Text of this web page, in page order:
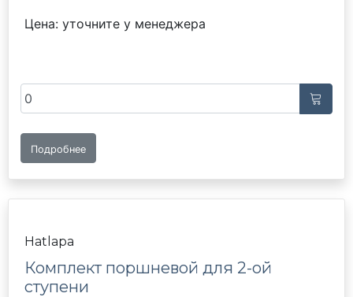
Цена: уточните у менеджера
Подробнее
Hatlapa
Комплект поршневой для 2-ой
ступени